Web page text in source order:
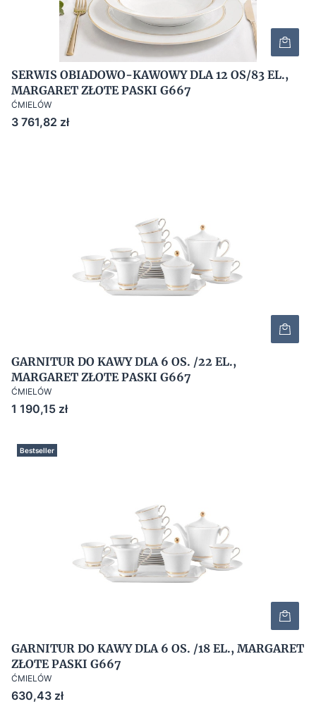
SERWIS OBIADOWO-KAWOWY DLA 12 OS/83 EL.,
MARGARET ZŁOTE PASKI G667
ĆMIELÓW
Cena
3 761,82 zł
GARNITUR DO KAWY DLA 6 OS. /22 EL.,
MARGARET ZŁOTE PASKI G667
ĆMIELÓW
Cena
1 190,15 zł
Bestseller
GARNITUR DO KAWY DLA 6 OS. /18 EL., MARGARET
ZŁOTE PASKI G667
ĆMIELÓW
Cena
630,43 zł